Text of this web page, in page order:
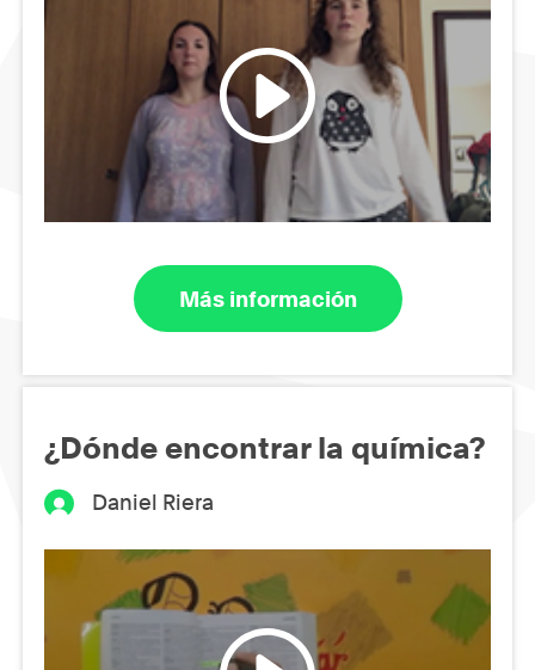
Más información
¿Dónde encontrar la química?
Daniel Riera